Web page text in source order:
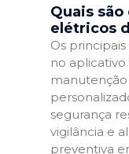
Quais
elétricos
Os
no
segurança
vigilância e
preventiva